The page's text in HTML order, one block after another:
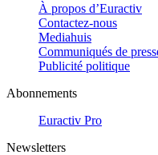
À propos d’Euractiv
Contactez-nous
Mediahuis
Communiqués de
Publicité politique
Abonnements
Euractiv Pro
Newsletters